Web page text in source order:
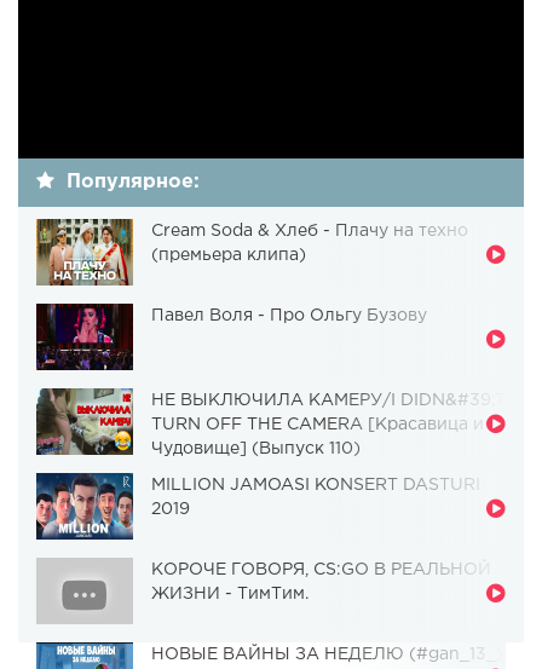
Популярное:
Cream Soda & Хлеб - Плачу на техно
(премьера клипа)
Павел Воля - Про Ольгу Бузову
НЕ ВЫКЛЮЧИЛА КАМЕРУ/I DIDN&#39;T
TURN OFF THE CAMERA [Красавица и
Чудовище] (Выпуск 110)
MILLION JAMOASI KONSERT DASTURI
2019
КОРОЧЕ ГОВОРЯ, CS:GO В РЕАЛЬНОЙ
ЖИЗНИ - ТимТим.
НОВЫЕ ВАЙНЫ ЗА НЕДЕЛЮ (#gan_13_)